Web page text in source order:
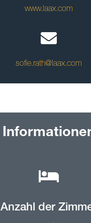
www.laax.com
sofie.rath@laax.com
Anzahl der